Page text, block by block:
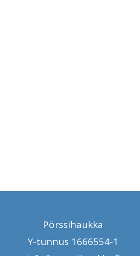
Pörssihaukka
Y-tunnus 1666554-1